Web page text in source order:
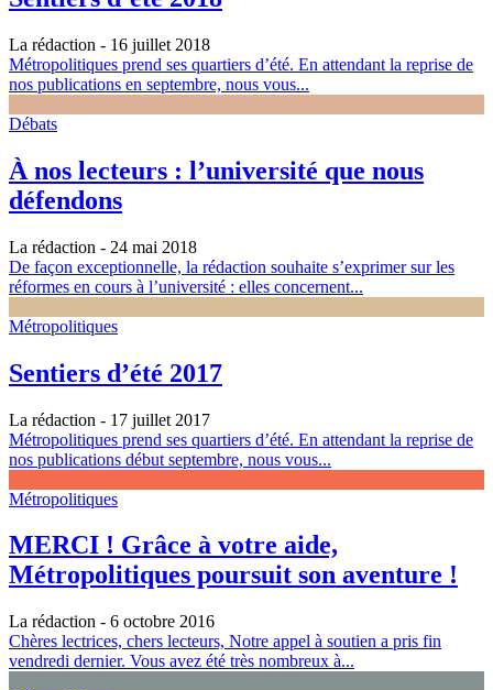
La rédaction - 16 juillet 2018
Métropolitiques prend ses quartiers d’été. En attendant la reprise de
nos publications en septembre, nous vous...
Débats
À nos lecteurs : l’université que nous
défendons
La rédaction - 24 mai 2018
De façon exceptionnelle, la rédaction souhaite s’exprimer sur les
réformes en cours à l’université : elles concernent...
Métropolitiques
Sentiers d’été 2017
La rédaction - 17 juillet 2017
Métropolitiques prend ses quartiers d’été. En attendant la reprise de
nos publications début septembre, nous vous...
Métropolitiques
MERCI ! Grâce à votre aide,
Métropolitiques poursuit son aventure !
La rédaction - 6 octobre 2016
Chères lectrices, chers lecteurs, Notre appel à soutien a pris fin
vendredi dernier. Vous avez été très nombreux à...